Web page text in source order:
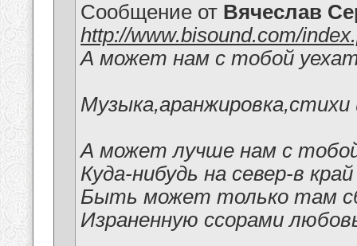
Сообщение от Вячеслав
http://www.bisound.com/
А может нам с тобой
Музыка,аранжировка,стихи
А может лучше нам с
Куда-нибудь на север-в
Быть может только там
Израненную ссорами